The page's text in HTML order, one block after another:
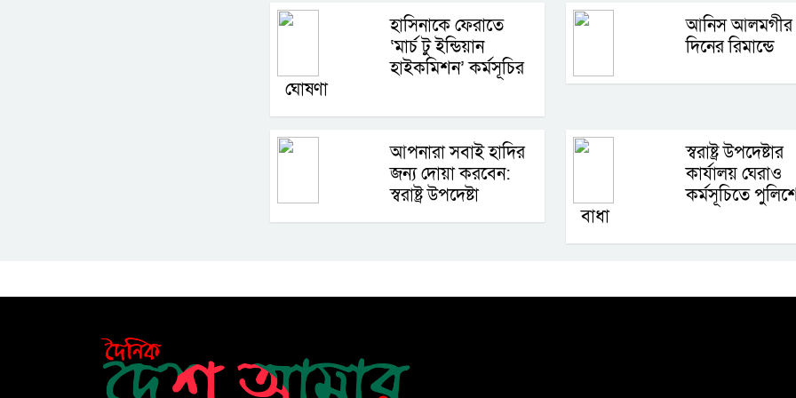
হাসিনাকে ফেরাতে
‘মার্চ টু ইন্ডিয়ান
হাইকমিশন’ কর্মসূচির
ঘোষণা
আনিস
দিনের রিমান্ডে
আপনারা সবাই হাদির
জন্য দোয়া করবেন:
স্বরাষ্ট্র উপদেষ্টা
স্বরাষ্ট্র উপদেষ্টার
কার্যালয় ঘেরাও
কর্মসূচিতে
বাধা